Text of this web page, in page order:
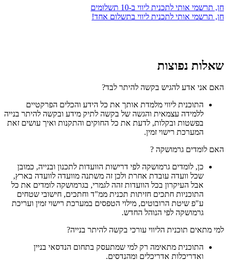
חן, תרשמי אותי לתכנית ליווי ב-10 תשלומים
חן, תרשמי אותי לתכנית ליווי בתשלום אחד!
שאלות נפוצות
האם אני אדע להגיש בקשה להיתר לבד?
התוכנית ליווי מלמדת אותך את כל הידע והכלים הפרקטיים
ללמידה עצמאית והגשה של בקשה לתיק מידע ובקשה להיתר בנייה
בפשטות ובקלות, לדעת את כל החוקים והתקנות ואיך עושים זאת
המערכת רישוי זמין.
האם לומדים גרמושקה ?
כן, לומדים גרמושקה לפי דרישות הוועדות לתכנון ובנייה, כמובן
שכל וועדה עובדת אחרת ולכן זה משתנה מוועדה לוועדה בארץ,
אבל העיקרון בכל הוועדות זהה לגמרי, בגרמושקה לומדים את כל
התוכניות חתכים חזיתות תכנית ממ"ד וחתכים, חישובי שטחים
ע"פ שיטת הרובוטים, מילוי הטפסים במערכת רישוי זמין ועריכת
גרמושקה לפי הנוהל החדש.
למי מתאים תוכנית הליווי עורכי בקשה להיתר בנייה?
התוכנית מתאימה רק למי שמתעסק בתחום הנדסאי בניין
ואדריכלות אדריכלים ומהנדסים.